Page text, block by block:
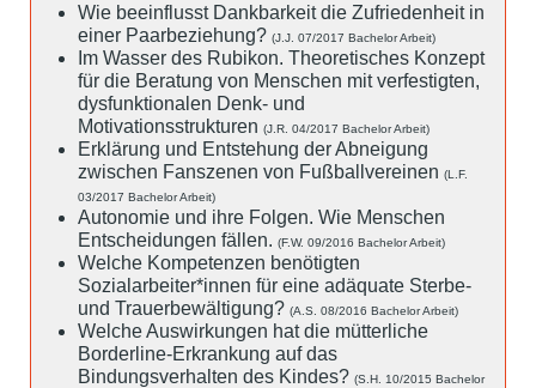
Wie beeinflusst Dankbarkeit die Zufriedenheit in
einer Paarbeziehung? (J.J. 07/2017 Bachelor Arbeit)
Im Wasser des Rubikon. Theoretisches Konzept
für die Beratung von Menschen mit verfestigten,
dysfunktionalen Denk- und
Motivationsstrukturen (J.R. 04/2017 Bachelor Arbeit)
Erklärung und Entstehung der Abneigung
zwischen Fanszenen von Fußballvereinen (L.F.
03/2017 Bachelor Arbeit)
Autonomie und ihre Folgen. Wie Menschen
Entscheidungen fällen. (F.W. 09/2016 Bachelor Arbeit)
Welche Kompetenzen benötigten
Sozialarbeiter*innen für eine adäquate Sterbe-
und Trauerbewältigung? (A.S. 08/2016 Bachelor Arbeit)
Welche Auswirkungen hat die mütterliche
Borderline-Erkrankung auf das
Bindungsverhalten des Kindes? (S.H. 10/2015 Bachelor